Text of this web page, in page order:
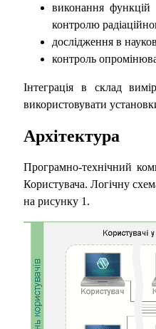
виконання функцій
контролю
дослідження в
контроль
Інтеграція в склад
використовувати
Архітектура
Програмно-технічний
Користувача. Логічну
на рисунку 1.